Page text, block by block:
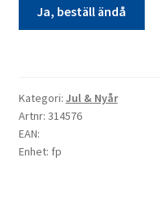
Ja, beställ ändå
Ny
Julstjärna
vit
bakgrund
Kategori: Jul & Nyår
Artnr: 314576
EAN:
Enhet: fp